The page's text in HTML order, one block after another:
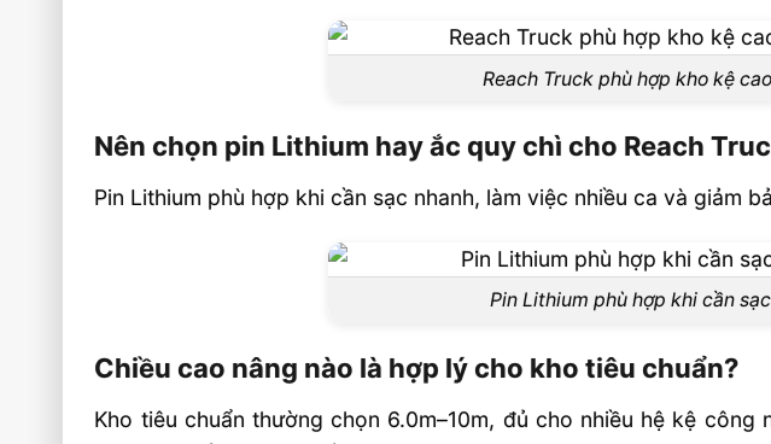
Reach Truck phù hợp kho kệ
Nên chọn pin Lithium hay ắc quy chì cho Reach
Pin Lithium phù hợp khi cần sạc nhanh, làm việc nhiều ca và giảm
Pin Lithium phù hợp khi cần
Chiều cao nâng nào là hợp lý cho kho tiêu chuẩn?
Kho tiêu chuẩn thường chọn 6.0m–10m, đủ cho nhiều hệ kệ